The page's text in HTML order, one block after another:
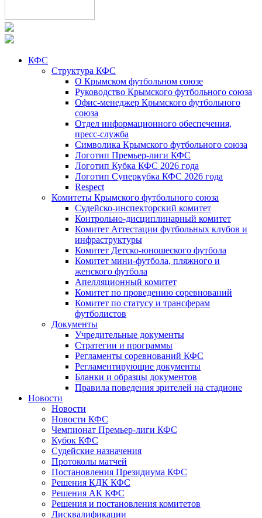
КФС
Структура КФС
О Крымском футбольном союзе
Руководство Крымского футбольного союза
Офис-менеджер Крымского футбольного
союза
Отдел информационного обеспечения,
пресс-служба
Символика Крымского футбольного союза
Логотип Премьер-лиги КФС
Логотип Кубка КФС 2026 года
Логотип Суперкубка КФС 2026 года
Respect
Комитеты Крымского футбольного союза
Судейско-инспекторский комитет
Контрольно-дисциплинарный комитет
Комитет Аттестации футбольных клубов и
инфраструктуры
Комитет Детско-юношеского футбола
Комитет мини-футбола, пляжного и
женского футбола
Апелляционный комитет
Комитет по проведению соревнований
Комитет по статусу и трансферам
футболистов
Документы
Учредительные документы
Стратегии и программы
Регламенты соревнований КФС
Регламентирующие документы
Бланки и образцы документов
Правила поведения зрителей на стадионе
Новости
Новости
Новости КФС
Чемпионат Премьер-лиги КФС
Кубок КФС
Судейские назначения
Протоколы матчей
Постановления Президиума КФС
Решения КДК КФС
Решения АК КФС
Решения и постановления комитетов
Дисквалификации